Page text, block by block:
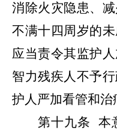
消除火灾隐患、
不满十四周岁的
应当责令其监护
智力残疾人不予
护人严加看管和治
第十九条
本